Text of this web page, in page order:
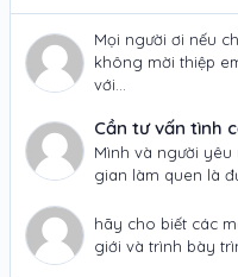
Mọi người ơi nếu
không mời thiệp
với…
Cần tư vấn tình
Mình và người
gian làm quen là
hãy cho biết các
giới và trình bày